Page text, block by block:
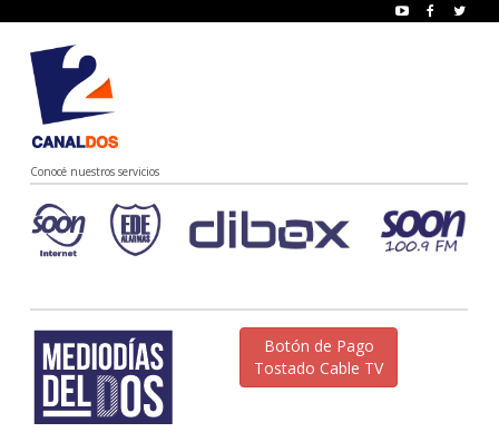
Conocé nuestros servicios
Botón de Pago
Tostado Cable TV